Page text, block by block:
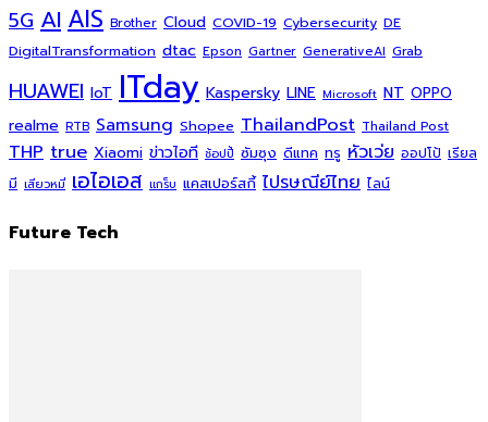
5G AI AIS Brother Cloud COVID-19 Cybersecurity DE
DigitalTransformation dtac Epson Gartner GenerativeAI Grab
HUAWEI IoT ITday Kaspersky LINE Microsoft NT OPPO
realme RTB Samsung Shopee ThailandPost Thailand Post
THP true Xiaomi ข่าวไอที ช้อปปี้ ซัมซุง ดีแทค ทรู หัวเว่ย ออปโป้ เรียล
มี เสียวหมี่ เอไอเอส แกร็บ แคสเปอร์สกี้ ไปรษณีย์ไทย ไลน์
Future Tech